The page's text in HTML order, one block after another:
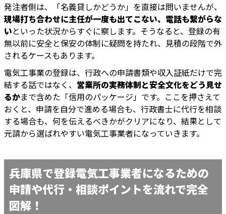
発注者側は、「名義貸しかどうか」を直接は問いませんが、
現場打ち合わせに主任が一度も出てこない、電話も繋がらな
いといった状況からすぐに察します。そうなると、登録の有
無以前に安全と保安の体制に疑問を持たれ、見積の段階で外
されるケースもあります。
電気工事業の登録は、行政への申請書類や収入証紙だけで完
結する話ではなく、 営業所の実務体制と安全文化をどう見せ
るかまで含めた「信用のパッケージ」です。ここを押さえて
おくと、申請を自分で進める場合も、行政書士に代行を相談
する場合も、何を伝えるべきかがクリアになり、結果として
元請から選ばれやすい電気工事業者になっていきます。
兵庫県で登録電気工事業者になるための
申請や代行・相談ポイントを流れで完全
図解！